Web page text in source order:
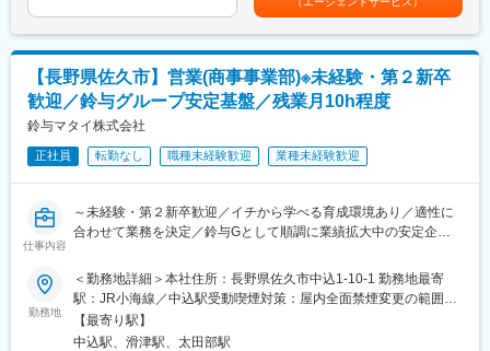
グ部門をお任せし、化学品のメーカーや食料品で使われるフレキ
運搬するための袋状の包材のこと）
また外出も多くありますが直行直帰が可能な環境です。
基本的に取り扱っている商品に対しての営業となるので商社の営
業イメージです。
入社して初めは既存のお客様をメインにお願いをしています。
慣れてきたタイミングでテレアポで新規獲得も目指していただき
ます。
※飛び込み営業はありません。
出張は日帰りのものから宿泊を伴うものもあります。
費用はすべて会社がお支払いしますが、別途出張手当を支給させ
ていただきます。
基本土日をまたぐ出張はなく、出張のタイミング(お客様訪問)も裁
【長野県佐久市】営業(商事事業部)※未経験・第２新卒
歓迎／鈴与グループ安定基盤／残業月10h程度
鈴与マタイ株式会社
正社員 転勤なし 職種未経験歓迎 業種未経験歓迎
仕事内容
～未経験・第２新卒歓迎／イチから学べる育成環境あり／適性に
合わせて業務を決定／鈴与Gとして順調に業績拡大中の安定企業
■採用背景：
全社としての事業拡大に伴い、今後の当社を担っていただける方
を募集いたします。
勤務地
＜勤務地詳細＞本社住所：長野県佐久市中込1-10-1 勤務地最寄
駅：JR小海線／中込駅受動喫煙対策：屋内全面禁煙変更の範囲：
会社の定める事業所
【最寄り駅】
中込駅、滑津駅、太田部駅